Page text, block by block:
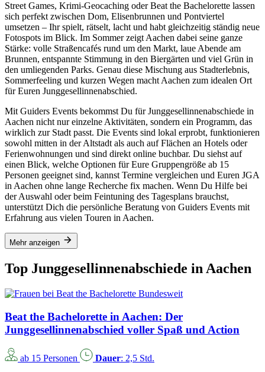
Street Games, Krimi-Geocaching oder Beat the Bachelorette lassen
sich perfekt zwischen Dom, Elisenbrunnen und Pontviertel
umsetzen – Ihr spielt, rätselt, lacht und habt gleichzeitig ständig neue
Fotospots im Blick. Im Sommer zeigt Aachen dabei seine ganze
Stärke: volle Straßencafés rund um den Markt, laue Abende am
Brunnen, entspannte Stimmung in den Biergärten und viel Grün in
den umliegenden Parks. Genau diese Mischung aus Stadterlebnis,
Sommerfeeling und kurzen Wegen macht Aachen zum idealen Ort
für Euren Junggesellinnenabschied.
Mit Guiders Events bekommst Du für Junggesellinnenabschiede in
Aachen nicht nur einzelne Aktivitäten, sondern ein Programm, das
wirklich zur Stadt passt. Die Events sind lokal erprobt, funktionieren
sowohl mitten in der Altstadt als auch auf Flächen an Hotels oder
Ferienwohnungen und sind direkt online buchbar. Du siehst auf
einen Blick, welche Optionen für Eure Gruppengröße ab 15
Personen geeignet sind, kannst Termine vergleichen und Euren JGA
in Aachen ohne lange Recherche fix machen. Wenn Du Hilfe bei
der Auswahl oder beim Feintuning des Tagesplans brauchst,
unterstützt Dich die persönliche Beratung von Guiders Events mit
Erfahrung aus vielen Touren in Aachen.
Mehr anzeigen
Top Junggesellinnenabschiede in Aachen
Bundesweit
Beat the Bachelorette in Aachen: Der
Junggesellinnenabschied voller Spaß und Action
ab 15 Personen Dauer: 2,5 Std.